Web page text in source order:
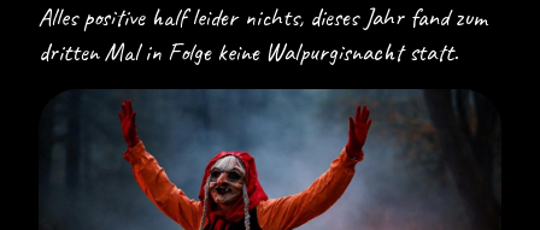
Alles positive half leider nichts, dieses Jahr fand zum
dritten Mal in Folge keine Walpurgisnacht statt.